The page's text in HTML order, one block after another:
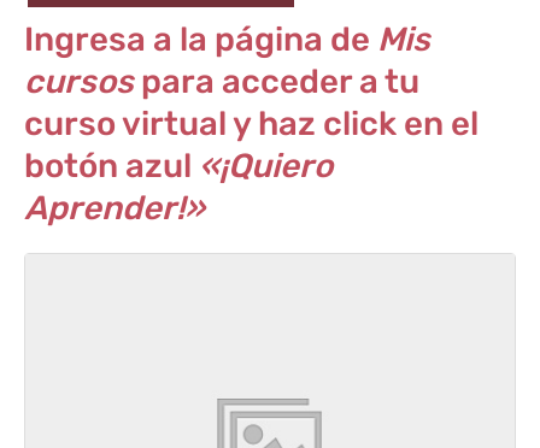
Ingresa a la página de Mis
cursospara acceder a tu
curso virtual y haz click en el
botón azul «¡Quiero
Aprender!»